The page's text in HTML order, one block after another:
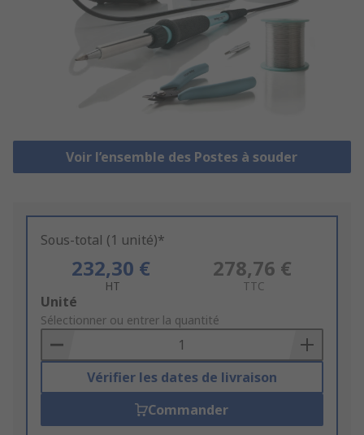
Voir l’ensemble des Postes à souder
Sous-total (1 unité)*
232,30 €
HT
278,76 €
TTC
Add
to
Basket
Unité
Sélectionner ou entrer la quantité
Vérifier les dates de livraison
Commander